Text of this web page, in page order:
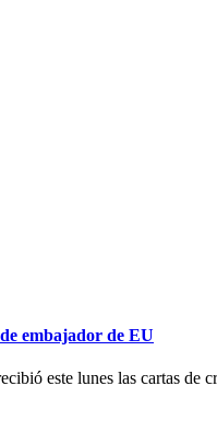
embajador de EU
este lunes las cartas de